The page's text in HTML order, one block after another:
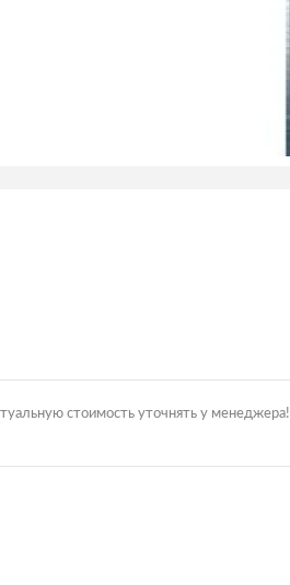
стоимость уточнять у менеджера!